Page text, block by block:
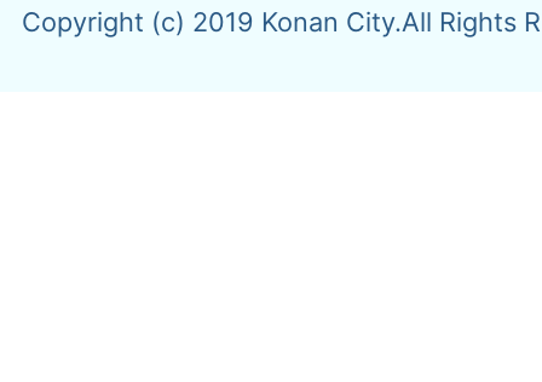
Copyright (c) 2019 Konan City.All Rights